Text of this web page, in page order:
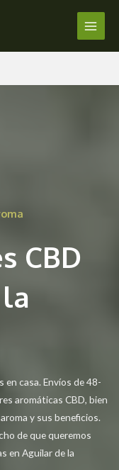
Main
en Aguilar
CBD
en casa. Envíos de 48-
aromáticas CBD, bien
y sus beneficios.
de que queremos
en Aguilar de la